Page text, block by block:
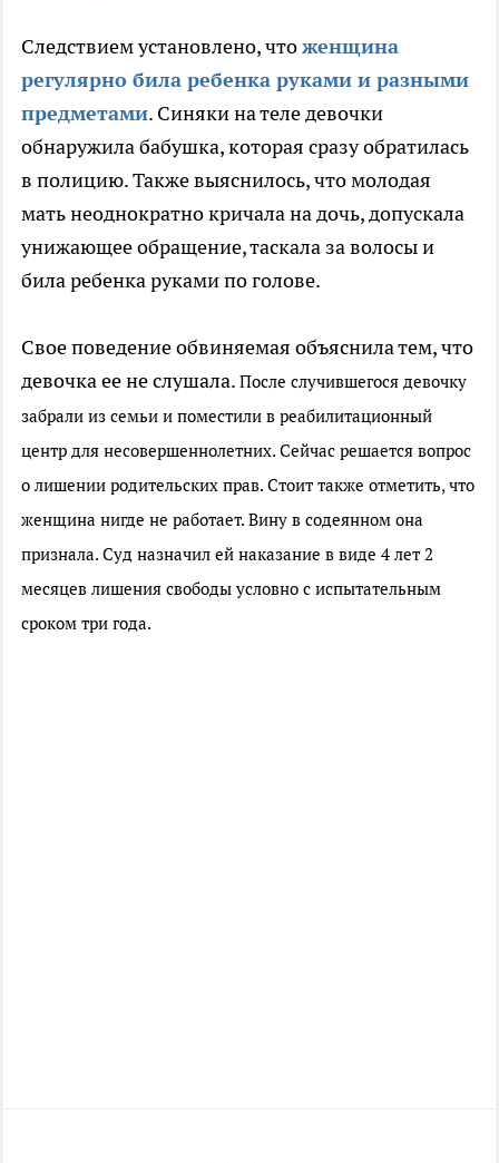
Следствием установлено, чтоженщина
регулярно била ребенка руками и разными
предметами. Синяки на теле девочки
обнаружила бабушка, которая сразу обратилась
в полицию. Также выяснилось, что молодая
мать неоднократно кричала на дочь, допускала
унижающее обращение, таскала за волосы и
била ребенка руками по голове.
Свое поведение обвиняемая объяснила тем, что
девочка ее не слушала. После случившегося девочку
забрали из семьи и поместили в реабилитационный
центр для несовершеннолетних. Сейчас решается вопрос
о лишении родительских прав. Стоит также отметить, что
женщина нигде не работает. Вину в содеянном она
признала. Суд назначил ей наказание в виде 4 лет 2
месяцев лишения свободы условно с испытательным
сроком три года.